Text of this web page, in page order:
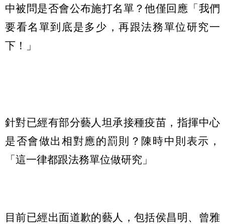
中被問是否會公布施打名單？他僅回應「我們
要看名單到底是多少，再跟法務單位研究一
下！」
針對已經有部分藝人坦承接種疫苗，指揮中心
是否會做出相對應的罰則？陳時中則表示，
「這一律都跟法務單位做研究」
目前已經出面道歉的藝人，包括侯昌明、曾雅